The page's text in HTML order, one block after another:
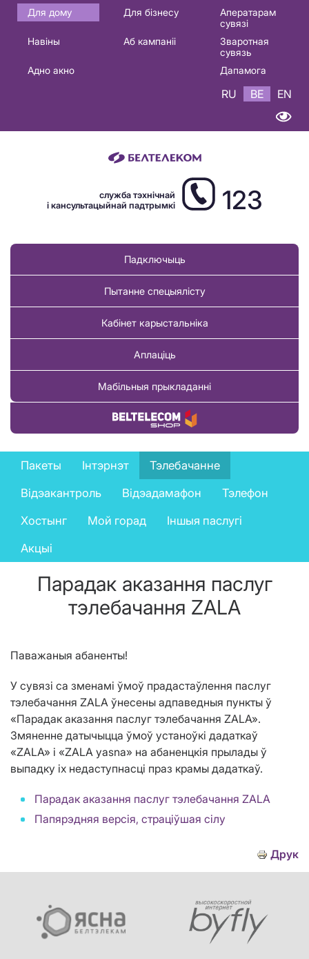
Основная
навигация
Для дому Для бізнесу
Аператарам
сувязі
Навіны
Аб кампаніі
Зваротная
сувязь
Адно акно
Дапамога
RU BE EN
служба тэхнічнай
і кансультацыйнай падтрымкі
123
Падключыць
Пытанне спецыялісту
Кабінет карыстальніка
Аплаціць
Мабільныя прыкладанні
Купіць тавар
Private
services
menu
Пакеты Інтэрнэт
Тэлебачанне
Відэакантроль
Відэадамафон
Тэлефон
Хостынг
Мой горад
Іншыя паслугі
Акцыі
Парадак аказання паслуг
тэлебачання ZALA
Паважаныя абаненты!
У сувязі са зменамі ўмоў прадастаўлення паслуг
тэлебачання ZALA ўнесены адпаведныя пункты ў
«Парадак аказання паслуг тэлебачання ZALA».
Змяненне датычыцца ўмоў устаноўкі дадаткаў
«ZALA» і «ZALA yasna» на абаненцкія прылады ў
выпадку іх недаступнасці праз крамы дадаткаў.
Парадак аказання паслуг тэлебачання ZALA
Папярэдняя версія, страціўшая сілу
Друк